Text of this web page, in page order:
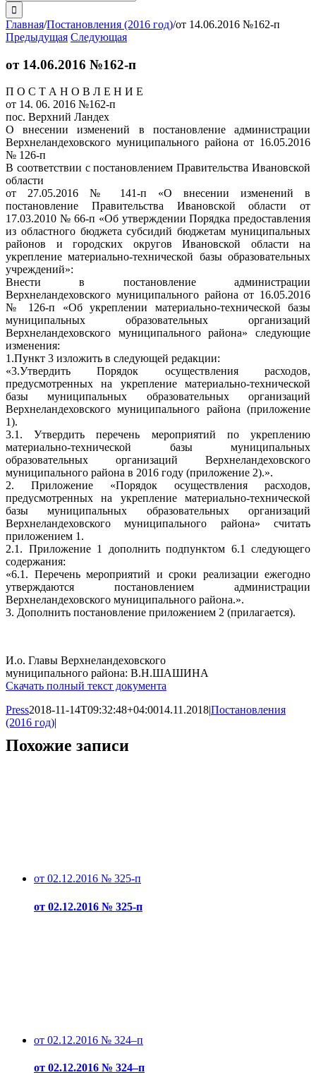
поиска:
Главная/Постановления (2016 год)/от 14.06.2016 №162-п
Предыдущая Следующая
от 14.06.2016 №162-п
П О С Т А Н О В Л Е Н И Е
от 14. 06. 2016 №162-п
пос. Верхний Ландех
О внесении изменений в постановление администрации
Верхнеландеховского муниципального района от 16.05.2016
№ 126-п
В соответствии с постановлением Правительства Ивановской
области
от 27.05.2016 № 141-п «О внесении изменений в
постановление Правительства Ивановской области от
17.03.2010 № 66-п «Об утверждении Порядка предоставления
из областного бюджета субсидий бюджетам муниципальных
районов и городских округов Ивановской области на
укрепление материально-технической базы образовательных
учреждений»:
Внести в постановление администрации
Верхнеландеховского муниципального района от 16.05.2016
№ 126-п «Об укреплении материально-технической базы
муниципальных образовательных организаций
Верхнеландеховского муниципального района» следующие
изменения:
1.Пункт 3 изложить в следующей редакции:
«3.Утвердить Порядок осуществления расходов,
предусмотренных на укрепление материально-технической
базы муниципальных образовательных организаций
Верхнеландеховского муниципального района (приложение
1).
3.1. Утвердить перечень мероприятий по укреплению
материально-технической базы муниципальных
образовательных организаций Верхнеландеховского
муниципального района в 2016 году (приложение 2).».
2. Приложение «Порядок осуществления расходов,
предусмотренных на укрепление материально-технической
базы муниципальных образовательных организаций
Верхнеландеховского муниципального района» считать
приложением 1.
2.1. Приложение 1 дополнить подпунктом 6.1 следующего
содержания:
«6.1. Перечень мероприятий и сроки реализации ежегодно
утверждаются постановлением администрации
Верхнеландеховского муниципального района.».
3. Дополнить постановление приложением 2 (прилагается).
И.о. Главы Верхнеландеховского
муниципального района: В.Н.ШАШИНА
Скачать полный текст документа
Press2018-11-14T09:32:48+04:0014.11.2018|Постановления
(2016 год)|
Похожие записи
от 02.12.2016 № 325-п
от 02.12.2016 № 325-п
от 02.12.2016 № 324–п
от 02.12.2016 № 324–п